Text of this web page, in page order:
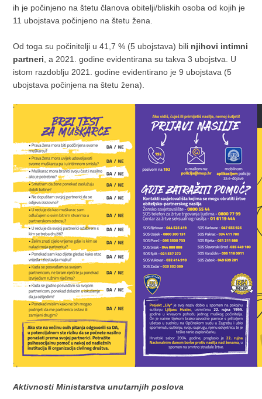
ih je počinjeno na štetu članova obitelji/bliskih osoba od kojih je
11 ubojstava počinjeno na štetu žena.
Od toga su počinitelji u 41,7 % (5 ubojstava) bili njihovi intimni
partneri , a 2021. godine evidentirana su takva 3 ubojstva. U
istom razdoblju 2021. godine evidentirano je 9 ubojstava (5
ubojstava počinjena na štetu žena).
Aktivnosti Ministarstva unutarnjih poslova